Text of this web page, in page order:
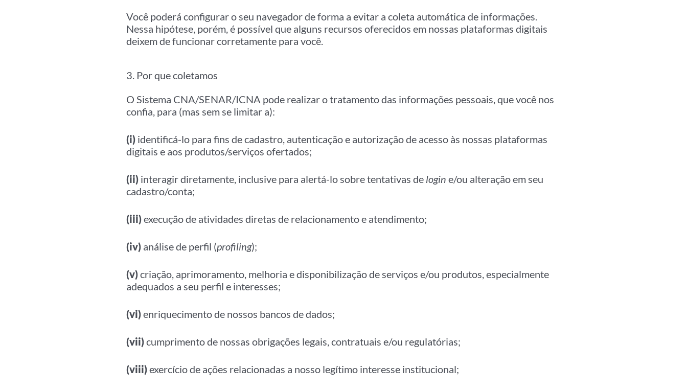
Você poderá configurar o seu navegador de forma a evitar a coleta automática de informações.
Nessa hipótese, porém, é possível que alguns recursos oferecidos em nossas plataformas digitais
deixem de funcionar corretamente para você.
3. Por que coletamos
O Sistema CNA/SENAR/ICNA pode realizar o tratamento das informações pessoais, que você nos
confia, para (mas sem se limitar a):
(i) identificá-lo para fins de cadastro, autenticação e autorização de acesso às nossas plataformas
digitais e aos produtos/serviços ofertados;
(ii) interagir diretamente, inclusive para alertá-lo sobre tentativas de login e/ou alteração em seu
cadastro/conta;
(iii)execução de atividades diretas de relacionamento e atendimento;
(iv) análise de perfil (profiling);
(v)criação, aprimoramento, melhoria e disponibilização de serviços e/ou produtos, especialmente
adequados a seu perfil e interesses;
(vi)enriquecimento de nossos bancos de dados;
(vii)cumprimento de nossas obrigações legais, contratuais e/ou regulatórias;
(viii)exercício de ações relacionadas a nosso legítimo interesse institucional;